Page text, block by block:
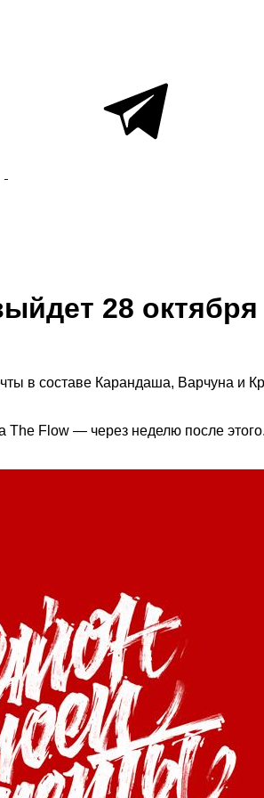
28 октября
в составе Карандаша, Варчуна и
The Flow — через неделю после